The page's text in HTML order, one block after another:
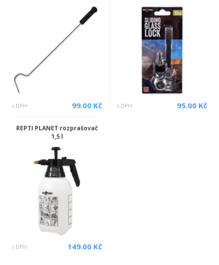
s DPH 99.00 Kč s DPH 95.00 Kč
REPTI PLANET rozprašovač
1,5 l
s DPH 149.00 Kč